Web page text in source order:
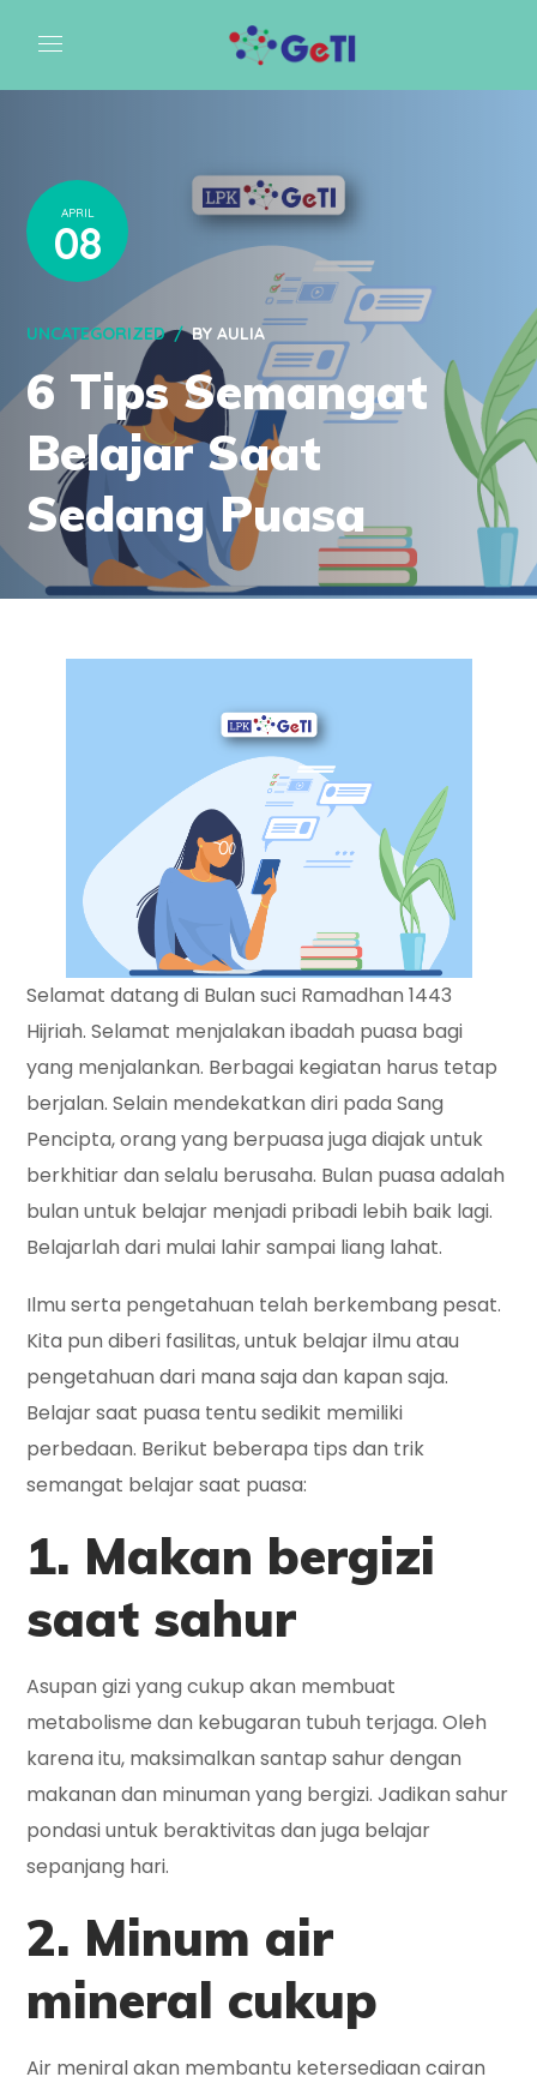
APRIL
08
UNCATEGORIZED BYAULIA
6 Tips Semangat
Belajar Saat
Sedang Puasa
Selamat datang di Bulan suci Ramadhan 1443
Hijriah. Selamat menjalakan ibadah puasa bagi
yang menjalankan. Berbagai kegiatan harus tetap
berjalan. Selain mendekatkan diri pada Sang
Pencipta, orang yang berpuasa juga diajak untuk
berkhitiar dan selalu berusaha. Bulan puasa adalah
bulan untuk belajar menjadi pribadi lebih baik lagi.
Belajarlah dari mulai lahir sampai liang lahat.
Ilmu serta pengetahuan telah berkembang pesat.
Kita pun diberi fasilitas, untuk belajar ilmu atau
pengetahuan dari mana saja dan kapan saja.
Belajar saat puasa tentu sedikit memiliki
perbedaan. Berikut beberapa tips dan trik
semangat belajar saat puasa:
1. Makan bergizi
saat sahur
Asupan gizi yang cukup akan membuat
metabolisme dan kebugaran tubuh terjaga. Oleh
karena itu, maksimalkan santap sahur dengan
makanan dan minuman yang bergizi. Jadikan sahur
pondasi untuk beraktivitas dan juga belajar
sepanjang hari.
2. Minum air
mineral cukup
Air meniral akan membantu ketersediaan cairan